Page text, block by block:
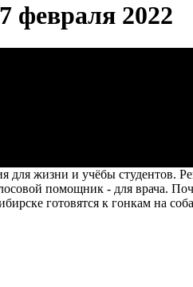
2022
для жизни и учёбы студентов.
помощник - для врача.
готовятся к гонкам на